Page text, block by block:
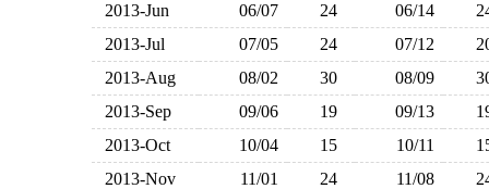
2013-Jun
06/07 24 06/14
2013-Jul
07/05 24 07/12
2013-Aug
08/02 30 08/09
2013-Sep
09/06 19 09/13
2013-Oct
10/04 15 10/11
2013-Nov
11/01 24 11/08